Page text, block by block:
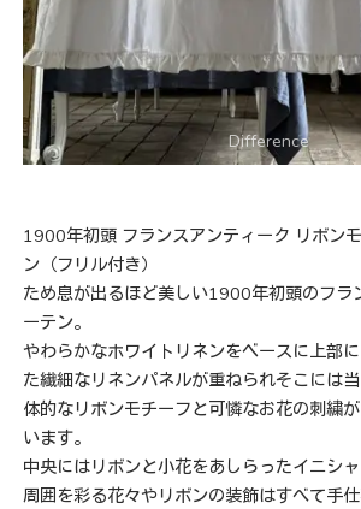
1900年初頭 フランスアンティーク リボン
ン（フリル付き）
ため息が出るほど美しい1900年初頭のフラ
ーテン。
やわらかなホワイトリネンをベースに上部
た繊細なリネンパネルが重ねられそこには
体的なリボンモチーフと可憐なお花の刺繍
います。
中央にはリボンと小花をあしらったイニシ
周囲を彩る花々やリボンの装飾はすべて手仕